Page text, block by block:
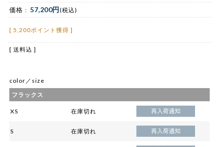
価格 : 57,200円(税込)
[ 5,200ポイント獲得 ]
[ 送料込 ]
color／size
フラックス
XS 在庫切れ
S 在庫切れ